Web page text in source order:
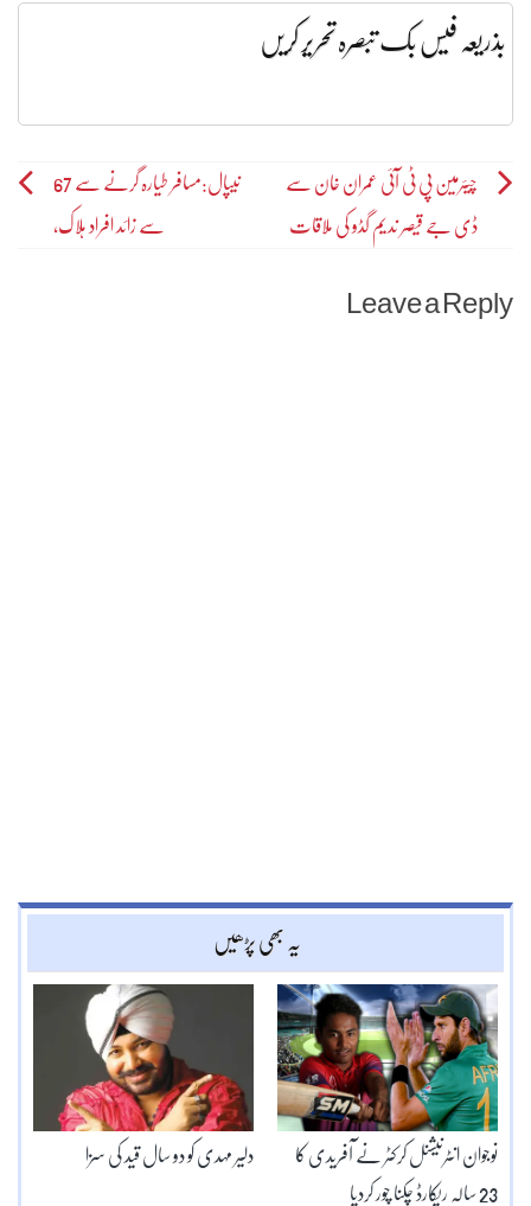
بذریعہ فیس بک تبصرہ تحریر کریں
Post
navigation
چیئرمین پی ٹی آئی عمران خان سے
ڈی جے قیصر ندیم گڈو کی ملاقات
نیپال:مسافر طیارہ گرنے سے 67
سے زائد افراد ہلاک،
Leave a Reply
یہ بھی پڑھیں
دلیر مہدی کو دو سال قید کی سزا نوجوان انٹرنیشنل کرکٹر نے آفریدی کا
23 سالہ ریکارڈ چکنا چور کردیا